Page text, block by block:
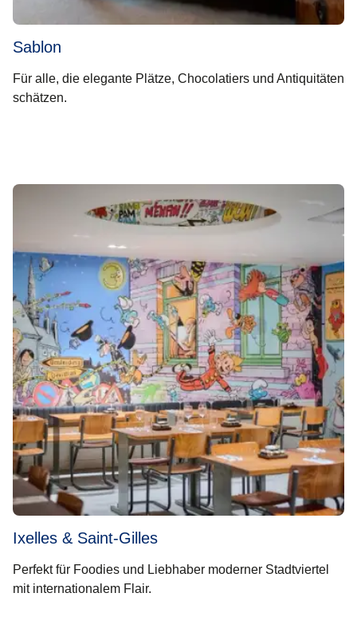
Sablon
Für alle, die elegante Plätze, Chocolatiers und Antiquitäten
schätzen.
Ixelles & Saint-Gilles
Perfekt für Foodies und Liebhaber moderner Stadtviertel
mit internationalem Flair.